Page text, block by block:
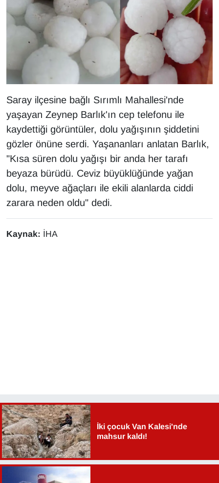
Saray ilçesine bağlı Sırımlı Mahallesi'nde
yaşayan Zeynep Barlık'ın cep telefonu ile
kaydettiği görüntüler, dolu yağışının şiddetini
gözler önüne serdi. Yaşananları anlatan Barlık,
"Kısa süren dolu yağışı bir anda her tarafı
beyaza bürüdü. Ceviz büyüklüğünde yağan
dolu, meyve ağaçları ile ekili alanlarda ciddi
zarara neden oldu" dedi.
Kaynak: İHA
İki çocuk Van Kalesi'nde
mahsur kaldı!
Kültür & Sanat
KURDÎ
MEDYA
ONE EKONOMİ
POLİTİKA
Resmi İlanlar
RÖPORTAJ
SAĞLIK
VAN'DA SPOR
Vasıta
YAŞAM